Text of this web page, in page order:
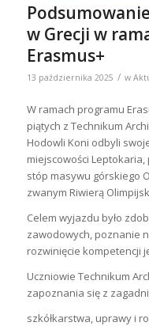
w Grecji w
Erasmus+
13 października 2025 / w
W ramach programu
piątych z Technikum
Hodowli Koni odbyli
miejscowości Leptokaria,
stóp masywu górskiego
zwanym Riwierą
Celem wyjazdu było
zawodowych, poznanie
rozwinięcie kompetencji
Uczniowie Technikum
zapoznania się z
szkółkarstwa, uprawy i